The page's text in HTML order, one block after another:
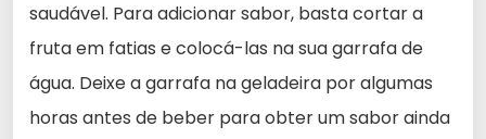
saudável. Para adicionar sabor, basta cortar a
fruta em fatias e colocá-las na sua garrafa de
água. Deixe a garrafa na geladeira por algumas
horas antes de beber para obter um sabor ainda